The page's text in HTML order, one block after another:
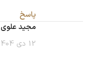
پاسخ
مجید علوی
12 دی 1404 در 7:12 ب.ظ